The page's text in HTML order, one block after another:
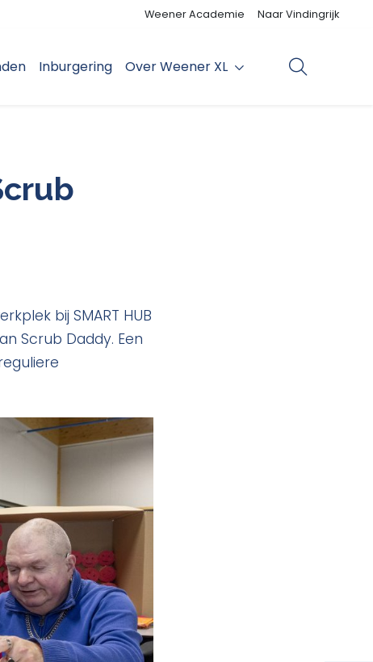
Weener Academie Naar Vindingrijk
Inburgering Over Weener XL
bij SMART HUB
Scrub Daddy. Een